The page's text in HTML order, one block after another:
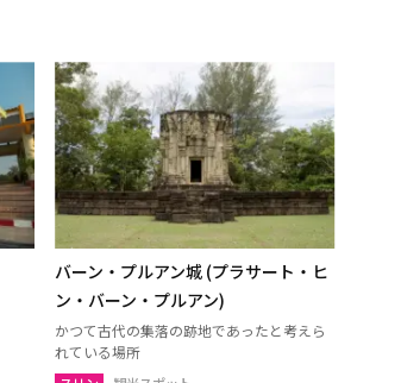
バーン・プルアン城 (プラサート・ヒ
ン・バーン・プルアン)
かつて古代の集落の跡地であったと考えら
れている場所